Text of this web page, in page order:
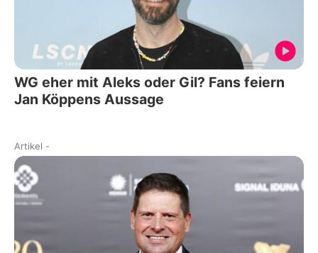
WG eher mit Aleks oder Gil? Fans feiern
Jan Köppens Aussage
Artikel -